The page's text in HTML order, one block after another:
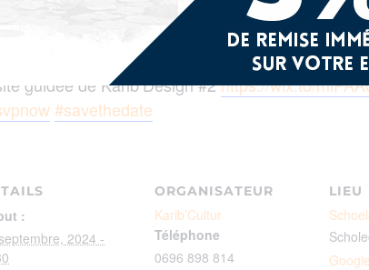
obligatoire : Tel 0696 898 814
guidée de Karib’Design #2https://wix.to/
#savethedate
:
2024 -
ORGANISATEUR
Karib’Cultur
Téléphone
0696 898 814
LIEU